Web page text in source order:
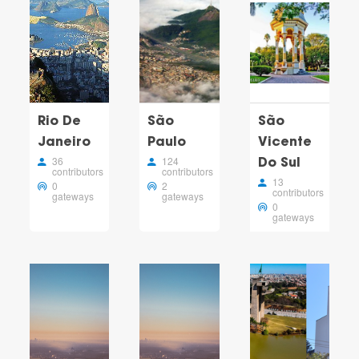
Rio De
Janeiro
36
contributors
0
gateways
São
Paulo
124
contributors
2
gateways
São
Vicente
Do Sul
13
contributors
0
gateways